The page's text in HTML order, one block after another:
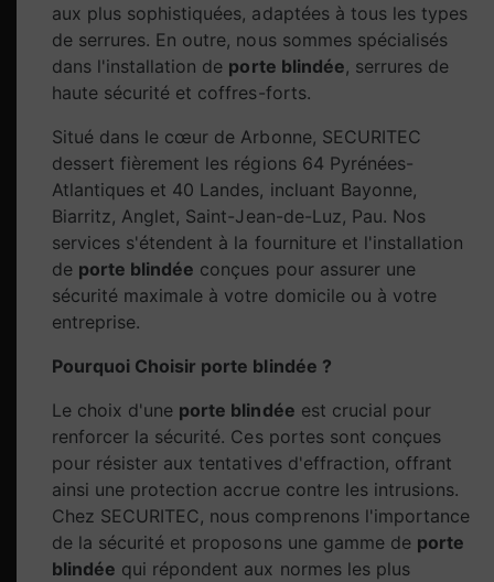
aux plus sophistiquées, adaptées à tous les types
de serrures. En outre, nous sommes spécialisés
dans l'installation de porte blindée, serrures de
haute sécurité et coffres-forts.
Situé dans le cœur de Arbonne, SECURITEC
dessert fièrement les régions 64 Pyrénées-
Atlantiques et 40 Landes, incluant Bayonne,
Biarritz, Anglet, Saint-Jean-de-Luz, Pau. Nos
services s'étendent à la fourniture et l'installation
de porte blindée conçues pour assurer une
sécurité maximale à votre domicile ou à votre
entreprise.
Pourquoi Choisir porte blindée ?
Le choix d'une porte blindée est crucial pour
renforcer la sécurité. Ces portes sont conçues
pour résister aux tentatives d'effraction, offrant
ainsi une protection accrue contre les intrusions.
Chez SECURITEC, nous comprenons l'importance
de la sécurité et proposons une gamme de porte
blindée qui répondent aux normes les plus